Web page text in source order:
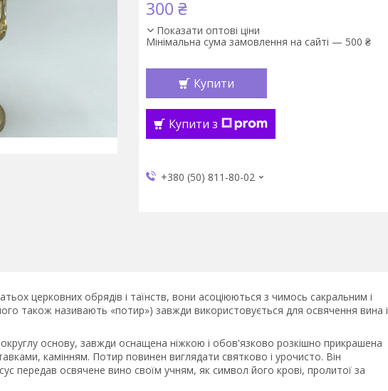
300 ₴
Показати оптові ціни
Мінімальна сума замовлення на сайті — 500 ₴
Купити
Купити з
+380 (50) 811-80-02
церковних обрядів і таїнств, вони асоціюються з чимось сакральним і
також називають «потир») завжди використовується для освячення вина і
основу, завжди оснащена ніжкою і обов'язково розкішно прикрашена
камінням. Потир повинен виглядати святково і урочисто. Він
передав освячене вино своїм учням, як символ його крові, пролитої за